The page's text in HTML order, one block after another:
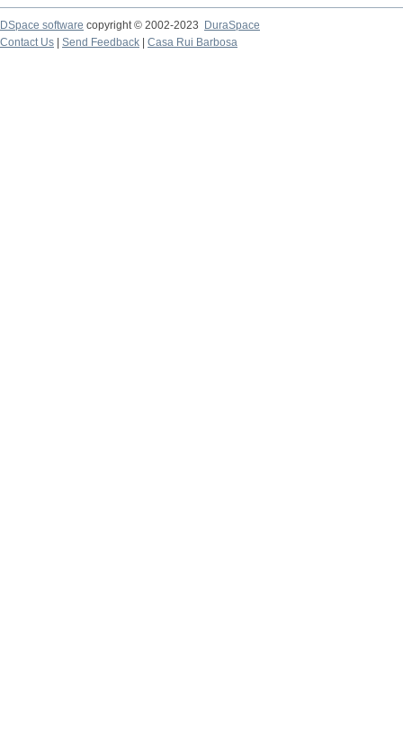
DSpace software copyright © 2002-2023
DuraSpace
Contact Us
Send Feedback Casa Rui Barbosa